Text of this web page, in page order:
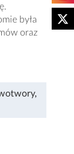
była
oraz
,